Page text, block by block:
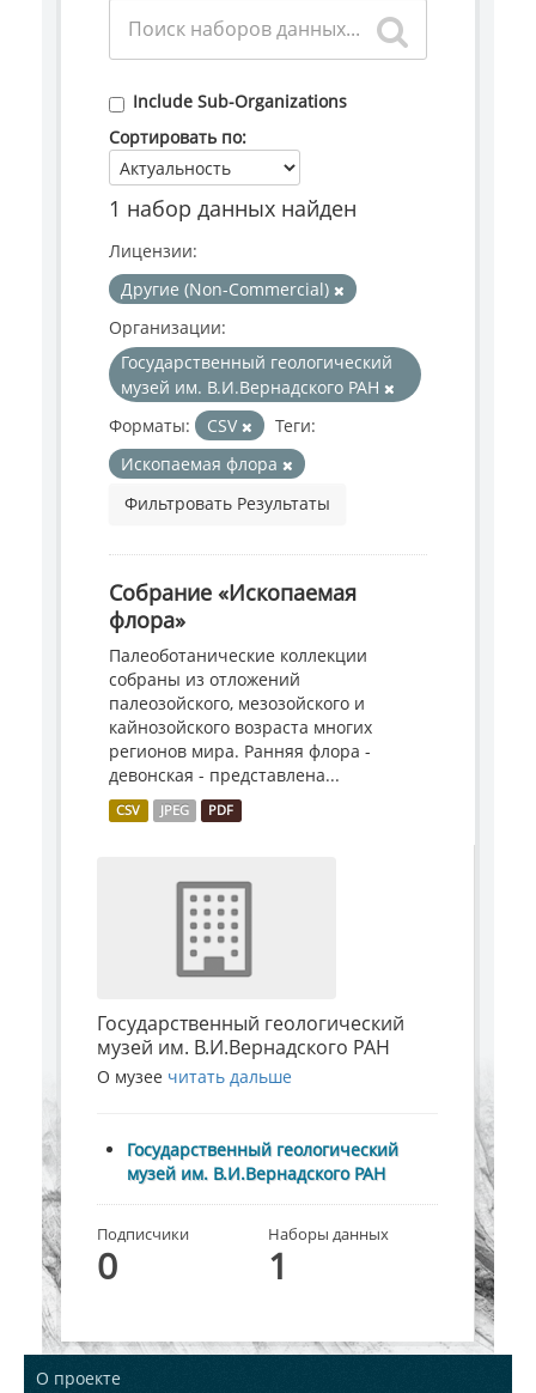
Include Sub-Organizations
Сортировать по
1 набор данных найден
Лицензии:
Другие (Non-Commercial)
Организации:
Государственный геологический
музей им. В.И.Вернадского РАН
Форматы:
CSV
Теги:
Ископаемая флора
Фильтровать Результаты
Собрание «Ископаемая
флора»
Палеоботанические коллекции
собраны из отложений
палеозойского, мезозойского и
кайнозойского возраста многих
регионов мира. Ранняя флора -
девонская - представлена...
CSV JPEG PDF
Государственный геологический
музей им. В.И.Вернадского РАН
О музее читать дальше
Государственный геологический
музей им. В.И.Вернадского РАН
Подписчики
0
Наборы данных
1
О проекте